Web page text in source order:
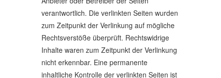
verantwortlich. Die verlinkten Seiten wurden
zum Zeitpunkt der Verlinkung auf mögliche
Rechtsverstöße überprüft. Rechtswidrige
Inhalte waren zum Zeitpunkt der Verlinkung
nicht erkennbar. Eine permanente
inhaltliche Kontrolle der verlinkten Seiten ist